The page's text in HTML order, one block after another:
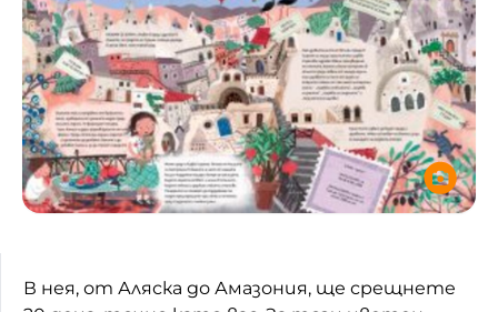
В нея, от Аляска до Амазония, ще срещнете